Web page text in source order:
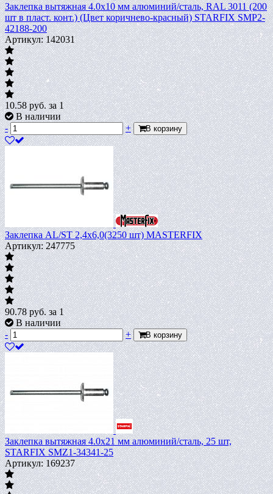
Заклепка вытяжная 4.0х10 мм алюминий/сталь, RAL 3011 (200
шт в пласт. конт.) (Цвет коричнево-красный) STARFIX SMP2-
42188-200
Артикул: 142031
10.58руб.за 1
В наличии
-
+ В корзину
Заклепка AL/ST 2,4х6,0(3250 шт) MASTERFIX
Артикул: 247775
90.78руб.за 1
В наличии
-
+ В корзину
Заклепка вытяжная 4.0х21 мм алюминий/сталь, 25 шт,
STARFIX SMZ1-34341-25
Артикул: 169237